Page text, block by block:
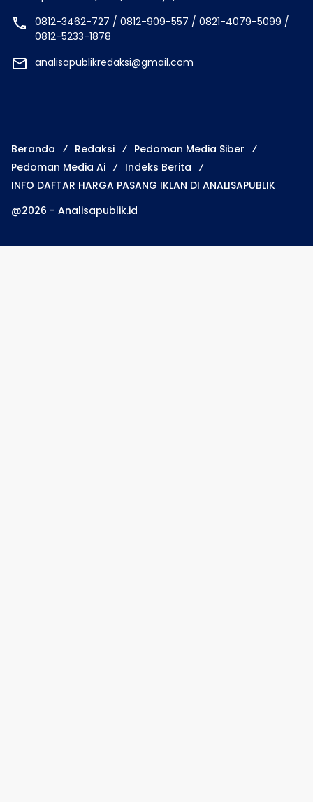
0812-3462-727 / 0812-909-557 / 0821-4079-5099 /
0812-5233-1878
analisapublikredaksi@gmail.com
Beranda Redaksi
Pedoman Media Siber
Pedoman Media Ai
Indeks Berita
INFO DAFTAR HARGA PASANG IKLAN DI ANALISAPUBLIK
@2026 - Analisapublik.id